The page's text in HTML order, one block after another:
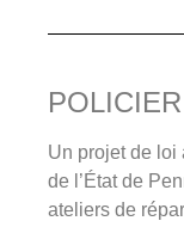
Un projet de loi
de l’État de
ateliers de